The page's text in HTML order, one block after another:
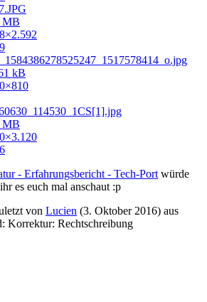
MB
kB
MB
- Erfahrungsbericht - Tech-Port würde
es euch mal anschaut :p
von Lucien (3. Oktober 2016) aus
Korrektur: Rechtschreibung